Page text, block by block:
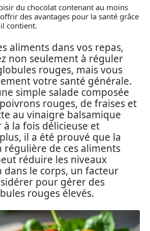
du chocolat contenant au moins
des avantages pour la santé grâce
contient.
aliments dans vos repas,
non seulement à réguler
rouges, mais vous
votre santé générale.
simple salade composée
rouges, de fraises et
au vinaigre balsamique
à la fois délicieuse et
il a été prouvé que la
régulière de ces aliments
réduire les niveaux
dans le corps, un facteur
pour gérer des
rouges élevés.